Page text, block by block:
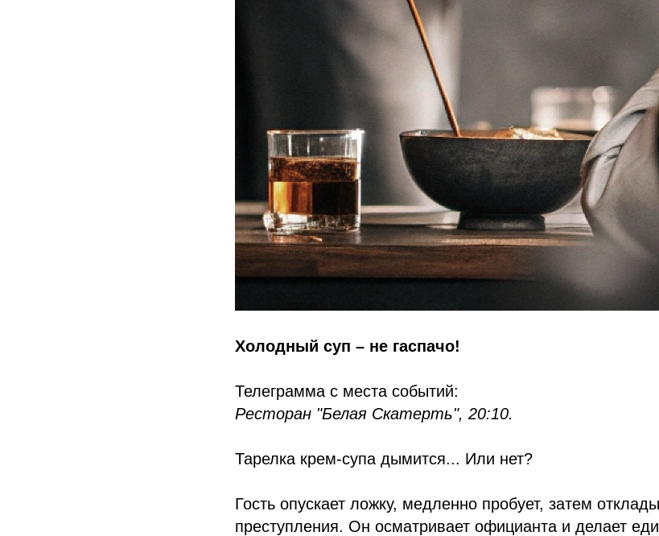
Холодный суп – не гаспачо!
Телеграмма с места событий:
Ресторан "Белая Скатерть", 20:10.
Тарелка крем-супа дымится... Или нет?
Гость опускает ложку, медленно пробует, затем
преступления. Он осматривает официанта и делает